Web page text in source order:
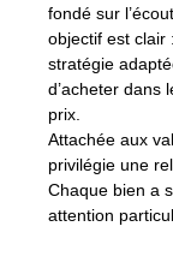
fondé sur
objectif est clair
stratégie
d’acheter dans
prix.
Attachée aux
privilégie une
Chaque bien a
attention